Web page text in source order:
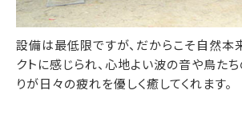
設備は最低限ですが、だからこそ自然本
クトに感じられ、心地よい波の音や鳥たち
りが日々の疲れを優しく癒してくれます。